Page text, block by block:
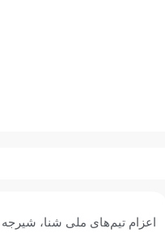
اعزام تیم‌های ملی شنا، شیرجه